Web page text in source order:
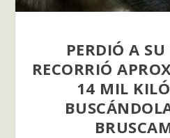
PERDIÓ A
RECORRIÓ
14 MIL